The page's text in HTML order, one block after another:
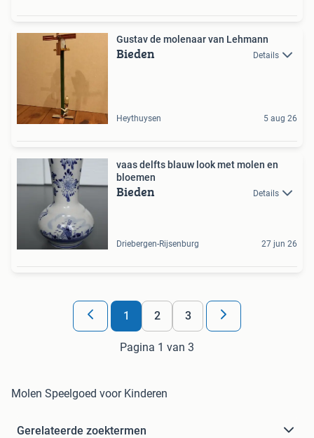
Gustav de molenaar van Lehmann
Bieden Details
Heythuysen 5 aug 26
vaas delfts blauw look met molen en
bloemen
Bieden Details
Driebergen-Rijsenburg 27 jun 26
1 2 3
Pagina 1 van 3
Molen Speelgoed voor Kinderen
Gerelateerde zoektermen